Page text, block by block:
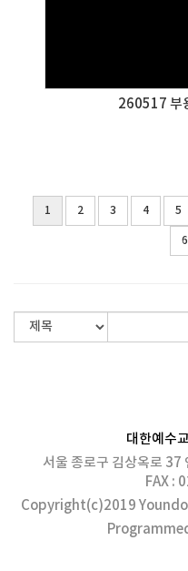
260517 부
1 2 3 4 5
대한예수
서울 종로구 김상옥로
FAX :
Copyright(c)2019